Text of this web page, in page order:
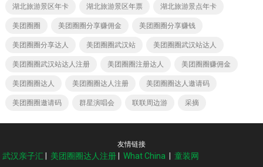
湖北旅游景区年卡 湖北旅游景区年票 湖北旅游景点年卡
美团圈圈 美团圈圈分享赚佣金 美团圈圈分享赚钱
美团圈圈分享达人 美团圈圈武汉站 美团圈圈武汉站达人
美团圈圈武汉站达人注册 美团圈圈注册达人 美团圈圈赚佣金
美团圈圈达人 美团圈圈达人注册 美团圈圈达人邀请码
美团圈圈邀请码 群星演唱会 联联周边游 采摘
友情链接
武汉亲子汇 美团圈圈达人注册 |What China |童装网